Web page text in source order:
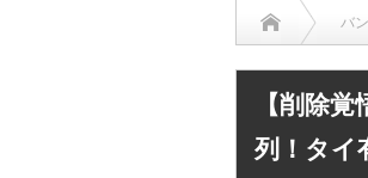
バ
【削除
列！タイ